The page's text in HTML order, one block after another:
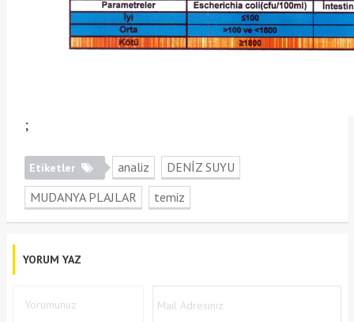
;
Etiketler analiz
DENİZ SUYU
MUDANYA PLAJLAR
temiz
YORUM YAZ